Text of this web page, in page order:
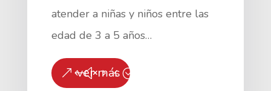
atender a niñas y niños entre las
edad de 3 a 5 años…
ver más